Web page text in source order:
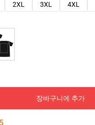
2XL 3XL 4XL
장바구니에 추가